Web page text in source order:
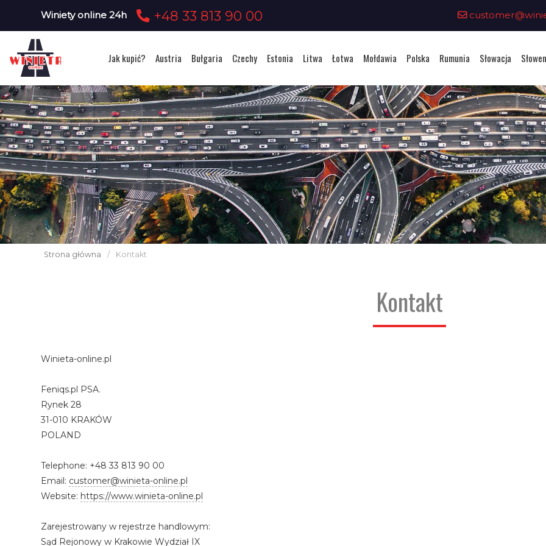
Winiety online 24h +48 33 813 90 00
Jak kupić? Austria Bułgaria Czechy Estonia Litwa Łotwa Mołdawia Polska Rumunia Słowacja
Strona główna / Kontakt
Kontakt
Winieta-online.pl
Feniqs.pl PSA.
Rynek 28
31-010 KRAKÓW
POLAND
Telephone: +48 33 813 90 00
Email: customer@winieta-online.pl
Website: https://www.winieta-online.pl
Zarejestrowany w rejestrze handlowym:
Sąd Rejonowy w Krakowie Wydział IX